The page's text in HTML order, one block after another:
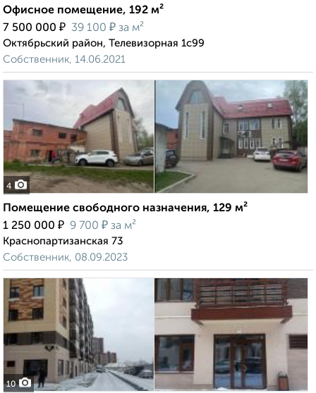
Офисное помещение, 192 м²
7 500 000 ₽ 39 100 ₽ за м²
Октябрьский район, Телевизорная 1с99
Собственник, 14.06.2021
4
Помещение свободного назначения, 129 м²
1 250 000 ₽ 9 700 ₽ за м²
Краснопартизанская 73
Собственник, 08.09.2023
10